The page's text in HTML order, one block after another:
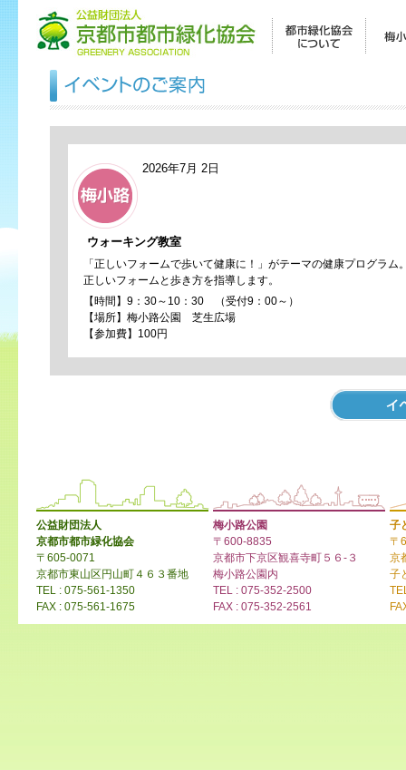
2026年7月 2日
ウォーキング教室
「正しいフォームで歩いて健康に！」がテーマの健康プログラム
正しいフォームと歩き方を指導します。
【時間】9：30～10：30 （受付9：00～）
【場所】梅小路公園 芝生広場
【参加費】100円
公益財団法人
京都市都市緑化協会
〒605-0071
京都市東山区円山町４６３番地
TEL : 075-561-1350
FAX : 075-561-1675
梅小路公園
〒600-8835
京都市下京区観喜寺町５６-３
梅小路公園内
TEL : 075-352-2500
FAX : 075-352-2561
子
〒
京
子